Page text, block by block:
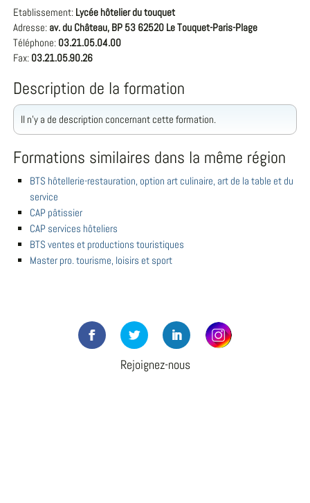
Etablissement: Lycée hôtelier du touquet
Adresse: av. du Château, BP 53 62520 Le Touquet-Paris-Plage
Téléphone: 03.21.05.04.00
Fax: 03.21.05.90.26
Description de la formation
Il n'y a de description concernant cette formation.
Formations similaires dans la même région
BTS hôtellerie-restauration, option art culinaire, art de la table et du
service
CAP pâtissier
CAP services hôteliers
BTS ventes et productions touristiques
Master pro. tourisme, loisirs et sport
Rejoignez-nous